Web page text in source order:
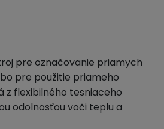
pre označovanie priamych
pre použitie priameho
z flexibilného tesniaceho
odolnosťou voči teplu a